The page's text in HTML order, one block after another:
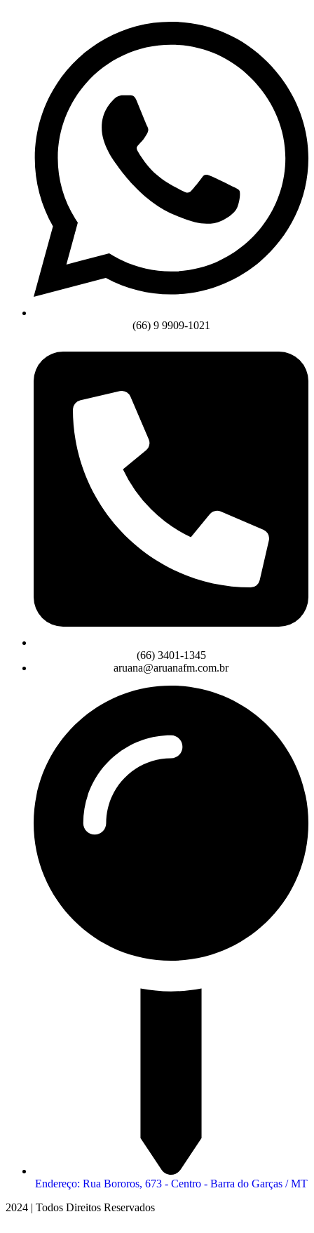
(66) 9 9909-1021
(66) 3401-1345
aruana@aruanafm.com.br
Endereço: Rua Bororos, 673 - Centro - Barra do Garças / MT
2024 | Todos Direitos Reservados